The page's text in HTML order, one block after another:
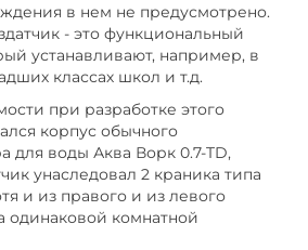
в нем не предусмотрено.
- это функциональный
устанавливают, например, в
классах школ и т.д.
при разработке этого
корпус обычного
для воды Аква Ворк 0.7-TD,
унаследовал 2 краника типа
и из правого и из левого
одинаковой комнатной